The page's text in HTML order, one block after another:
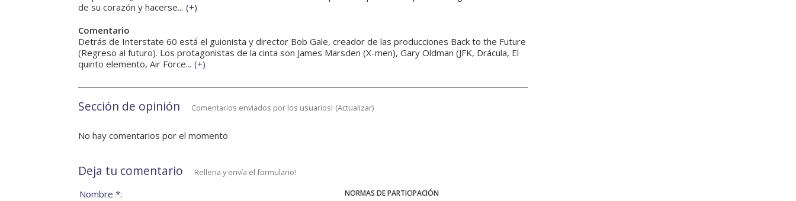
de su corazón y hacerse... (+)
Comentario
Detrás de Interstate 60 está el guionista y director Bob Gale, creador de las producciones Back to the Future
(Regreso al futuro). Los protagonistas de la cinta son James Marsden (X-men), Gary Oldman (JFK, Drácula, El
quinto elemento, Air Force... (+)
Sección de opinión Comentarios enviados por los usuarios! (Actualizar)
No hay comentarios por el momento
Deja tu comentario Rellena y envía el formulario!
NORMAS DE PARTICIPACIÓN
Nombre *: